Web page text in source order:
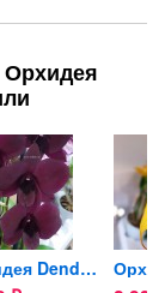
Орхидея Dendrobium Thailand...